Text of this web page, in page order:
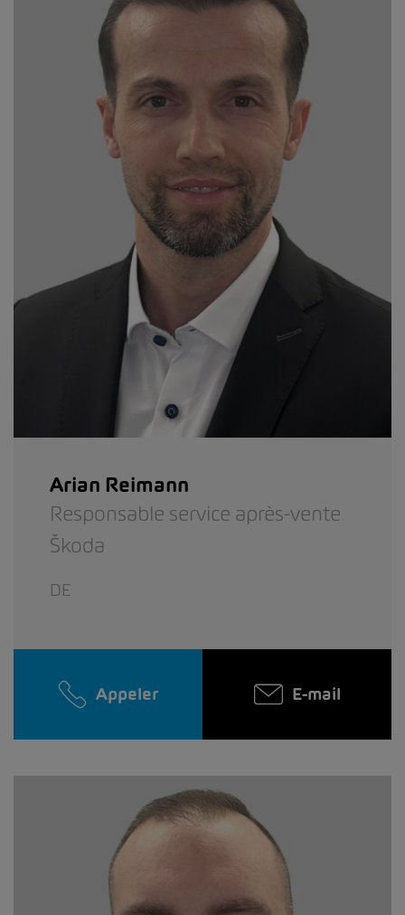
Arian Reimann
Responsable service après-vente
Škoda
DE
Appeler E-mail